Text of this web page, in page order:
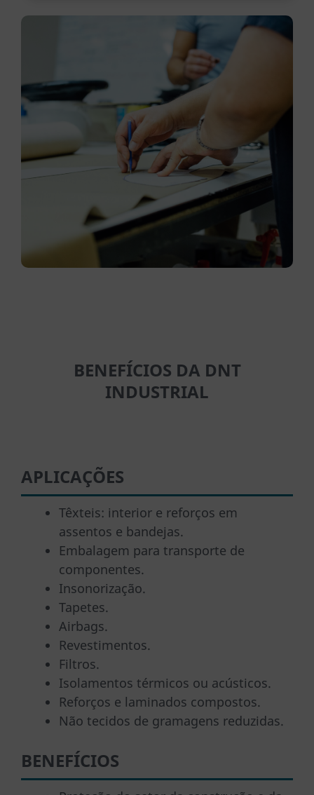
BENEFÍCIOS DA DNT
INDUSTRIAL
APLICAÇÕES
Têxteis: interior e reforços em
assentos e bandejas.
Embalagem para transporte de
componentes.
Insonorização.
Tapetes.
Airbags.
Revestimentos.
Filtros.
Isolamentos térmicos ou acústicos.
Reforços e laminados compostos.
Não tecidos de gramagens reduzidas.
BENEFÍCIOS